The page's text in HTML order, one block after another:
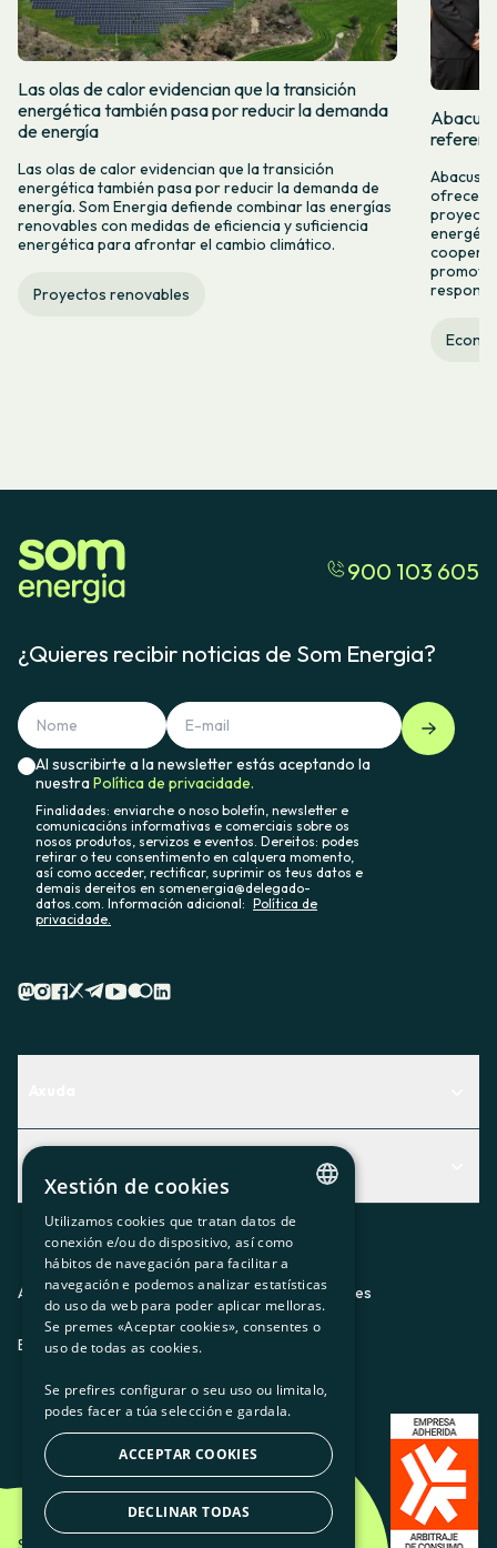
Las olas de calor evidencian que la transición
energética también pasa por reducir la demanda
de energía
Las olas de calor evidencian que la transición
energética también pasa por reducir la demanda de
energía. Som Energia defiende combinar las energías
renovables con medidas de eficiencia y suficiencia
energética para afrontar el cambio climático.
Proyectos renovables
Abacus
Abacus
ofrecer
900 103 605
¿Quieres recibir noticias de Som Energia?
Al suscribirte a la newsletter estás aceptando la
nuestraPolítica de privacidade.
Finalidades: enviarche o noso boletín, newsletter e
comunicacións informativas e comerciais sobre os
nosos produtos, servizos e eventos. Dereitos: podes
retirar o teu consentimento en calquera momento,
así como acceder, rectificar, suprimir os teus datos e
demais dereitos en somenergia@delegado-
datos.com. Información adicional: Política de
privacidade.
Descubre qué servicio te encaja mejor
Contacto
Actualidad
O recuncho da socia
Prensa
Trabaja con nosotros
Aviso legalPolítica de privacidadPolítica de cookies
ES CAGLEU
CATALAN
SPANISH
GL
Xestión de cookies
Utilizamos cookies que tratan datos de
conexión e/ou do dispositivo, así como
hábitos de navegación para facilitar a
navegación e podemos analizar estatísticas
do uso da web para poder aplicar melloras.
Se premes «Aceptar cookies», consentes o
uso de todas as cookies.
Se prefires configurar o seu uso ou limitalo,
podes facer a túa selección e gardala.
ACCEPTAR COOKIES
DECLINAR TODAS